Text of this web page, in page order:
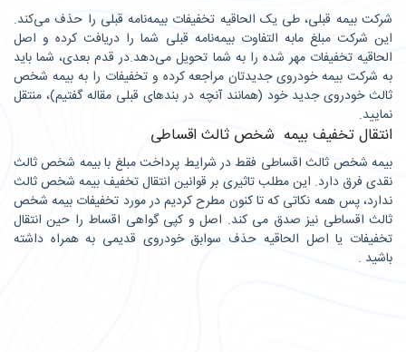
شرکت بیمه قبلی، طی یک الحاقیه تخفیفات بیمه‌نامه قبلی را حذف می‌کند.
این شرکت مبلغ مابه التفاوت بیمه‌نامه قبلی شما را دریافت کرده و اصل
الحاقیه تخفیفات مهر شده را به شما تحویل می‌دهد.در قدم بعدی، شما باید
به شرکت بیمه خودروی جدیدتان مراجعه کرده و تخفیفات را به بیمه شخص
ثالث خودروی جدید خود (همانند آنچه در بندهای قبلی مقاله گفتیم)، منتقل
نمایید.
انتقال تخفیف بیمه شخص ثالث اقساطی
بیمه شخص ثالث اقساطی فقط در شرایط پرداخت مبلغ با بیمه شخص ثالث
نقدی فرق دارد. این مطلب تاثیری بر قوانین انتقال تخفیف بیمه شخص ثالث
ندارد، پس همه نکاتی که تا کنون مطرح کردیم در مورد تخفیفات بیمه شخص
ثالث اقساطی نیز صدق می کند. اصل و کپی گواهی اقساط را حین انتقال
تخفیفات یا اصل الحاقیه حذف سوابق خودروی قدیمی به همراه داشته
باشید .